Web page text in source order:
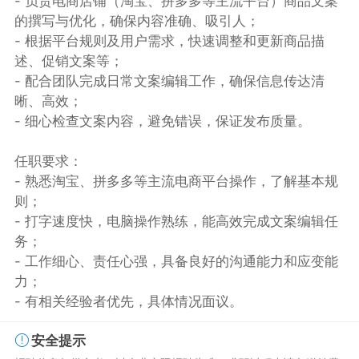
的撰写与优化，确保内容准确、吸引人；
- 根据平台规则及用户需求，快速调整和更新商品描
述、促销文案等；
- 配合团队完成日常文案编辑工作，确保信息传达清
晰、高效；
- 细心检查文案内容，避免错误，保证发布质量。
任职要求：
- 熟悉淘宝、拼多多等主流电商平台操作，了解基本规
则；
- 打字速度快，电脑操作熟练，能高效完成文案编辑任
务；
- 工作细心、责任心强，具备良好的沟通能力和应变能
力；
- 有相关经验者优先，具体情况面议。
安全提示